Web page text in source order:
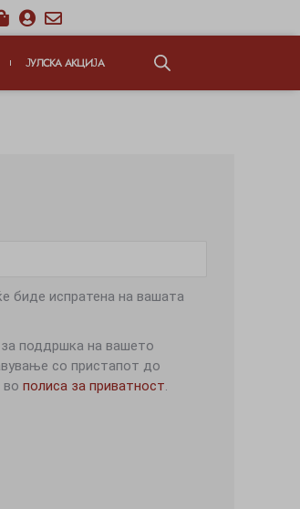
ЈУЛСКА АКЦИЈА
биде испратена на вашата
поддршка на вашето
со пристапот до
во полиса за приватност.